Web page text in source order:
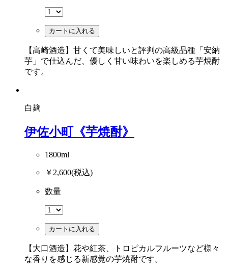
カートに入れる
【高崎酒造】甘くて美味しいと評判の高級品種「安納
芋」で仕込んだ、優しく甘い味わいを楽しめる芋焼酎
です。
白麹
伊佐小町《芋焼酎》
1800ml
￥2,600(税込)
数量
カートに入れる
【大口酒造】花や紅茶、トロピカルフルーツなど様々
な香りを感じる新感覚の芋焼酎です。